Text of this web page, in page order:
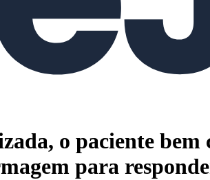
o paciente bem
para